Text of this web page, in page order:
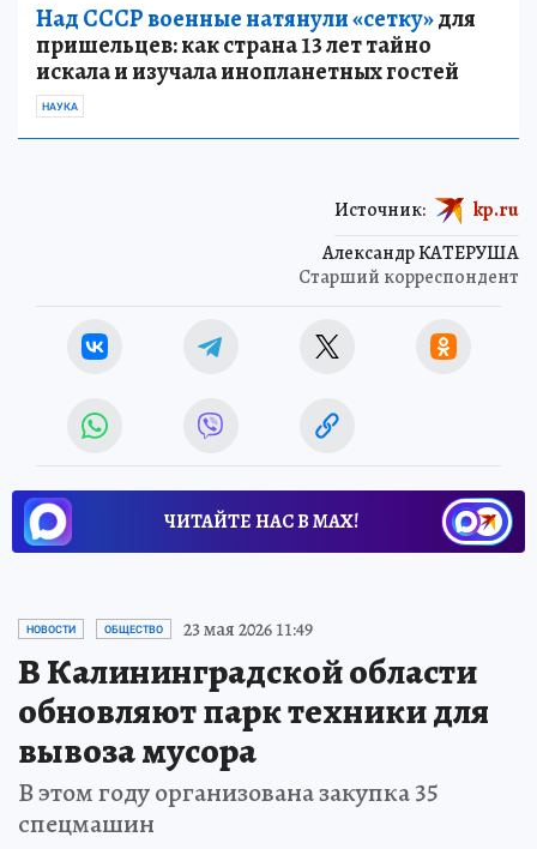
Над СССР военные натянули «сетку»для
пришельцев: как страна 13 лет тайно
искала и изучала инопланетных гостей
НАУКА
Александр КАТЕРУША
Старший корреспондент
Источник: kp.ru
ЧИТАЙТЕ НАС В МАХ!
НОВОСТИ ОБЩЕСТВО 23 мая 2026 11:49
В Калининградской области
обновляют парк техники для
вывоза мусора
В этом году организована закупка 35
спецмашин